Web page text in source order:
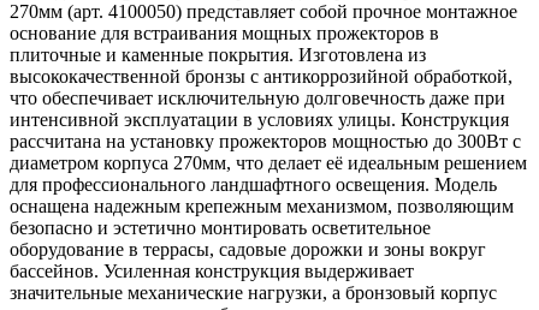
270мм (арт. 4100050) представляет собой прочное монтажное
основание для встраивания мощных прожекторов в
плиточные и каменные покрытия. Изготовлена из
высококачественной бронзы с антикоррозийной обработкой,
что обеспечивает исключительную долговечность даже при
интенсивной эксплуатации в условиях улицы. Конструкция
рассчитана на установку прожекторов мощностью до 300Вт с
диаметром корпуса 270мм, что делает её идеальным решением
для профессионального ландшафтного освещения. Модель
оснащена надежным крепежным механизмом, позволяющим
безопасно и эстетично монтировать осветительное
оборудование в террасы, садовые дорожки и зоны вокруг
бассейнов. Усиленная конструкция выдерживает
значительные механические нагрузки, а бронзовый корпус